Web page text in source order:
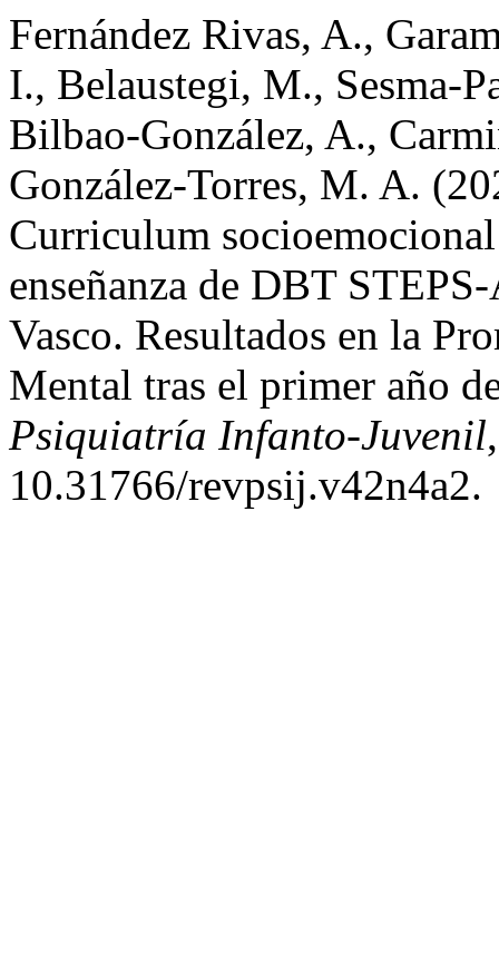
Fernández Rivas, A.,
I., Belaustegi, M., Sesma-
Bilbao-González, A.,
González-Torres, M. A.
Curriculum
enseñanza de DBT
Vasco. Resultados en la
Mental tras el primer año
Psiquiatría Infanto-Juvenil
10.31766/revpsij.v42n4a2.